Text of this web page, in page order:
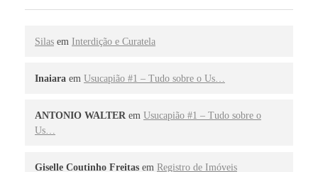
Silas em Interdição e Curatela
Inaiara em Usucapião #1 – Tudo sobre o Us…
ANTONIO WALTER em Usucapião #1 – Tudo sobre o
Us…
Giselle Coutinho Freitas em Registro de Imóveis